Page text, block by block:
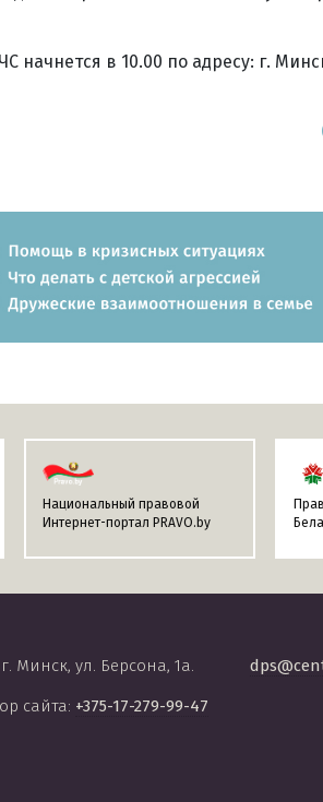
начнется в 10.00 по адресу: г.
Национальный правовой
Интернет-портал PRAVO.by
г. Минск, ул. Берсона, 1а.
сайта: +375-17-279-99-47